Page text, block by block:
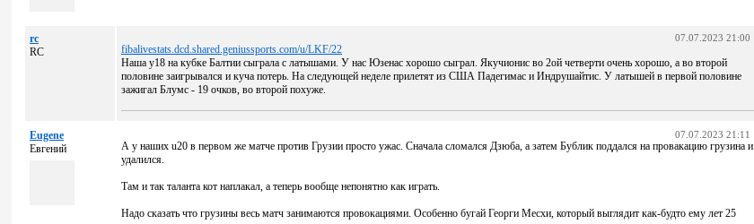
rc
RC
07.07.2023 21:00
fibalivestats.dcd.shared.geniussports.com/u/LKF/22
Наша у18 на кубке Балтии сыграла с латышами. У нас Юзенас хорошо сыграл. Якучионис во 2ой четверти очень хорошо, а во второй
половине заигрывался и куча потерь. На следующей неделе прилетят из США Падегимас и Индрушайтис. У латышей в первой половине
зажигал Блумс - 19 очков, во второй похуже.
Eugene
Евгений
07.07.2023 21:11
А у наших u20 в первом же матче против Грузии просто ужас. Сначала сломался Дзюба, а затем Бублик поддался на провакацию грузина и
удалился.
Там и так таланта кот наплакал, а теперь вообще непонятно как играть.
Надо сказать что грузины весь матч занимаются провокациями. Особенно бугай Георги Месхи, который выглядит как-будто ему лет 25